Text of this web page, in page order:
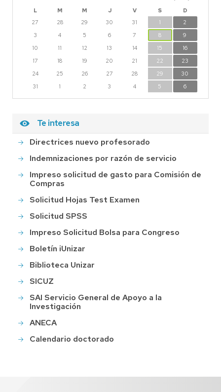
L M M J V S
D
27
28 29 30 31 1
2
3
4 5 6 7 8
9
10
11 12 13 14 15
16
17
18 19 20 21 22
23
24
25 26 27 28 29
30
31
1 2 3 4 5 6
Te interesa
Directrices nuevo profesorado
Indemnizaciones por razón de servicio
Impreso solicitud de gasto para Comisión de
Compras
Solicitud Hojas Test Examen
Solicitud SPSS
Impreso Solicitud Bolsa para Congreso
Boletín iUnizar
Biblioteca Unizar
SICUZ
SAI Servicio General de Apoyo a la
Investigación
ANECA
Calendario doctorado